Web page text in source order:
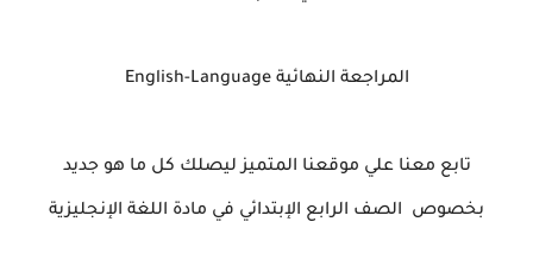
المراجعة النهائية English-Language
تابع معنا علي موقعنا المتميز ليصلك كل ما هو جديد
بخصوص الصف الرابع الإبتدائي في مادة اللغة الإنجليزية